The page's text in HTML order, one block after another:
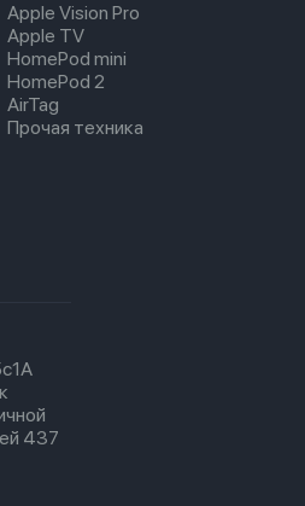
Apple Vision Pro
Apple TV
HomePod mini
HomePod 2
AirTag
Прочая техника
437